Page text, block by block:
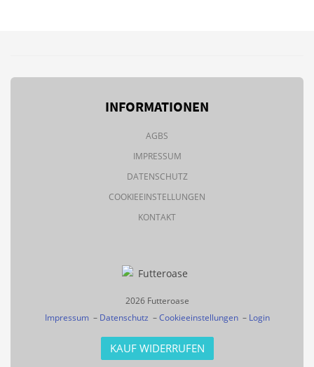
INFORMATIONEN
AGBS
IMPRESSUM
DATENSCHUTZ
COOKIEEINSTELLUNGEN
KONTAKT
2026 Futteroase
Impressum– Datenschutz –Cookieeinstellungen– Login
KAUF WIDERRUFEN